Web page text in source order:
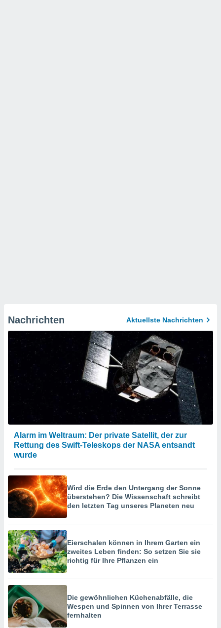
Nachrichten Aktuellste Nachrichten
Alarm im Weltraum: Der private Satellit, der zur
Rettung des Swift-Teleskops der NASA entsandt
wurde
Wird die Erde den Untergang der Sonne
überstehen? Die Wissenschaft schreibt
den letzten Tag unseres Planeten neu
Eierschalen können in Ihrem Garten ein
zweites Leben finden: So setzen Sie sie
richtig für Ihre Pflanzen ein
Die gewöhnlichen Küchenabfälle, die
Wespen und Spinnen von Ihrer Terrasse
fernhalten